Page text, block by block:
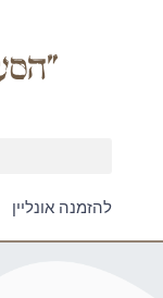
להזמנה אונליין